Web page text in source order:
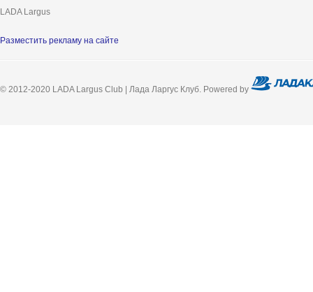
LADA Largus
Разместить рекламу на сайте
© 2012-2020 LADA Largus Club | Лада Ларгус Клуб. Powered by